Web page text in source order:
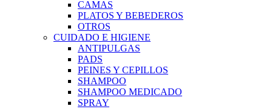
CAMAS
PLATOS Y BEBEDEROS
OTROS
CUIDADO E HIGIENE
ANTIPULGAS
PADS
PEINES Y CEPILLOS
SHAMPOO
SHAMPOO MEDICADO
SPRAY